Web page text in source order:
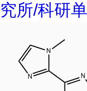
究所/科研